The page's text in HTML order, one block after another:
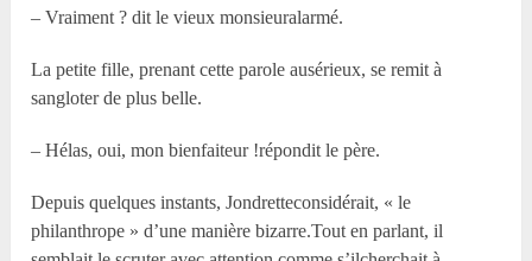
– Vraiment ? dit le vieux monsieuralarmé.
La petite fille, prenant cette parole ausérieux, se remit à
sangloter de plus belle.
– Hélas, oui, mon bienfaiteur !répondit le père.
Depuis quelques instants, Jondretteconsidérait, « le
philanthrope » d’une manière bizarre.Tout en parlant, il